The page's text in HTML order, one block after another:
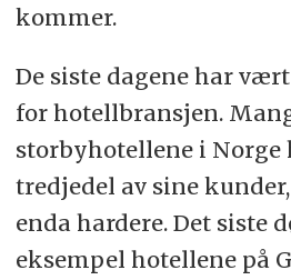
kommer.
De siste dagene har
for hotellbransjen.
storbyhotellene i Norge
tredjedel av sine
enda hardere. Det siste
eksempel hotellene på